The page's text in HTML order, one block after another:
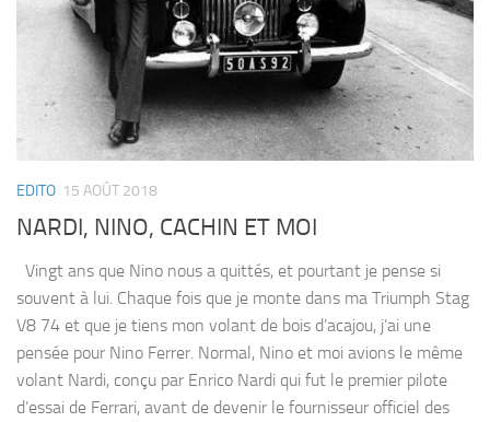
EDITO 15 AOÛT 2018
NARDI, NINO, CACHIN ET MOI
Vingt ans que Nino nous a quittés, et pourtant je pense si
souvent à lui. Chaque fois que je monte dans ma Triumph Stag
V8 74 et que je tiens mon volant de bois d’acajou, j’ai une
pensée pour Nino Ferrer. Normal, Nino et moi avions le même
volant Nardi, conçu par Enrico Nardi qui fut le premier pilote
d’essai de Ferrari, avant de devenir le fournisseur officiel des